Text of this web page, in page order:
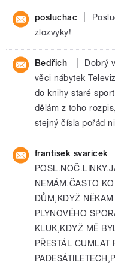
posluchac
zlozvyky!
Bedřich
Dobrý
věci nábytek
do knihy staré
dělám z toho
stejný čísla pořád
frantisek svaricek
NEMÁM.ČASTO
DŮM,KDYŽ
PLYNOVÉHO
KLUK,KDYŽ MĚ
PŘESTÁL CUMLAT